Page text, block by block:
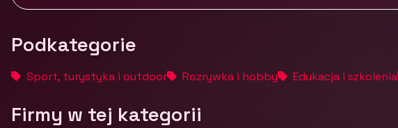
Podkategorie
Sport, turystyka i outdoor Rozrywka i hobby Edukacja i szkolenia
Firmy w tej kategorii